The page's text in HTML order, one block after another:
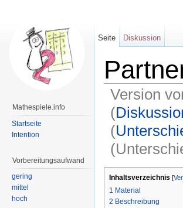
Version
(
(
Inhaltsverzeichnis [
1 Material
2 Beschreibung
Seite Diskussion
Mathespiele.info
Startseite
Intention
Vorbereitungsaufwand
gering
mittel
hoch